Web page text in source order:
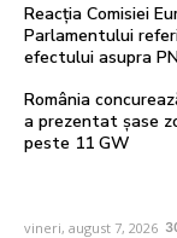
Reacția Comisiei
Parlamentului
efectului asupra
România
a prezentat șase
peste 11 GW
vineri, august 7, 2026